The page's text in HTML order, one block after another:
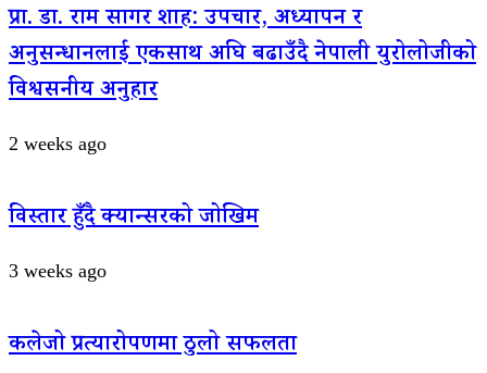
प्रा. डा. राम सागर शाह: उपचार, अध्यापन र
अनुसन्धानलाई एकसाथ अघि बढाउँदै नेपाली युरोलोजीको
विश्वसनीय अनुहार
2 weeks ago
विस्तार हुँदै क्यान्सरको जोखिम
3 weeks ago
कलेजो प्रत्यारोपणमा ठुलो सफलता